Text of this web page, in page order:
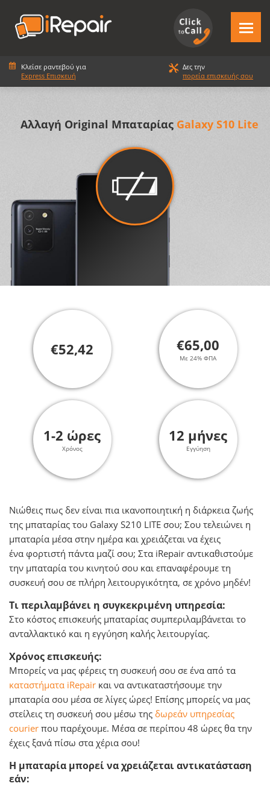
Κλείσε ραντεβού για
Express Επισκευή
Δες την
πορεία επισκευής σου
Αλλαγή Original Μπαταρίας Galaxy S10 Lite
€52,42 €65,00
Με 24% ΦΠΑ
1-2 ώρες
Χρόνος
12 μήνες
Εγγύηση
Νιώθεις πως δεν είναι πια ικανοποιητική η διάρκεια ζωής
της μπαταρίας του Galaxy S210 LITE σου; Σου τελειώνει η
μπαταρία μέσα στην ημέρα και χρειάζεται να έχεις
ένα φορτιστή πάντα μαζί σου; Στα iRepair αντικαθιστούμε
την μπαταρία του κινητού σου και επαναφέρουμε τη
συσκευή σου σε πλήρη λειτουργικότητα, σε χρόνο μηδέν!
Τι περιλαμβάνει η συγκεκριμένη υπηρεσία:
Στο κόστος επισκευής μπαταρίας συμπεριλαμβάνεται το
ανταλλακτικό και η εγγύηση καλής λειτουργίας.
Χρόνος επισκευής:
Μπορείς να μας φέρεις τη συσκευή σου σε ένα από τα
καταστήματα iRepair και να αντικαταστήσουμε την
μπαταρία σου μέσα σε λίγες ώρες! Επίσης μπορείς να μας
στείλεις τη συσκευή σου μέσω της δωρεάν υπηρεσίας
courier που παρέχουμε. Μέσα σε περίπου 48 ώρες θα την
έχεις ξανά πίσω στα χέρια σου!
Η μπαταρία μπορεί να χρειάζεται αντικατάσταση
εάν: